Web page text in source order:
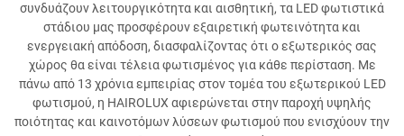
συνδυάζουν λειτουργικότητα και αισθητική, τα LED φωτιστικά
στάδιου μας προσφέρουν εξαιρετική φωτεινότητα και
ενεργειακή απόδοση, διασφαλίζοντας ότι ο εξωτερικός σας
χώρος θα είναι τέλεια φωτισμένος για κάθε περίσταση. Με
πάνω από 13 χρόνια εμπειρίας στον τομέα του εξωτερικού LED
φωτισμού, η HAIROLUX αφιερώνεται στην παροχή υψηλής
ποιότητας και καινοτόμων λύσεων φωτισμού που ενισχύουν την